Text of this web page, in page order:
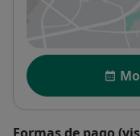
Disponibilidad